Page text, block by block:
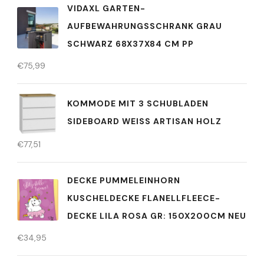
VIDAXL GARTEN-
AUFBEWAHRUNGSSCHRANK GRAU
SCHWARZ 68X37X84 CM PP
€75,99
KOMMODE MIT 3 SCHUBLADEN
SIDEBOARD WEISS ARTISAN HOLZ
€77,51
DECKE PUMMELEINHORN
KUSCHELDECKE FLANELLFLEECE-
DECKE LILA ROSA GR: 150X200CM NEU
€34,95